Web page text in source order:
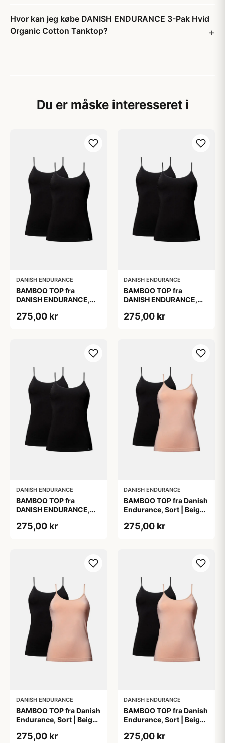
Hvor kan jeg købe DANISH ENDURANCE 3-Pak Hvid
Organic Cotton Tanktop?
Du er måske interesseret i
DANISH ENDURANCE
BAMBOO TOP fra
DANISH ENDURANCE,
Behagelig, Perfekt
275,00 kr
DANISH ENDURANCE
BAMBOO TOP fra
DANISH ENDURANCE,
Behagelig, Perfekt
275,00 kr
DANISH ENDURANCE
BAMBOO TOP fra
DANISH ENDURANCE,
Behagelig, Perfekt
275,00 kr
DANISH ENDURANCE
BAMBOO TOP fra Danish
Endurance, Sort | Beige,
Komfortabel og
275,00 kr
DANISH ENDURANCE
BAMBOO TOP fra Danish
Endurance, Sort | Beige,
Komfortabel og
275,00 kr
DANISH ENDURANCE
BAMBOO TOP fra Danish
Endurance, Sort | Beige,
Komfortabel og
275,00 kr